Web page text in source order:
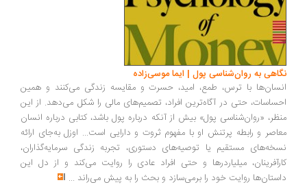
نگاهی به روان‌شناسی پول | ایما موسی‌زاده
انسان‌ها با ترس، طمع، امید، حسرت و مقایسه زندگی می‌کنند و همین
احساسات، حتی در آگاه‌ترین افراد، تصمیم‌های مالی را شکل می‌دهد. از این
منظر، «روان‌شناسی پول» بیش از آنکه درباره پول باشد، کتابی درباره انسان
معاصر و رابطه پرتنش او با مفهوم ثروت و دارایی است... اوزل به‌جای ارائه
نسخه‌های مستقیم یا توصیه‌های دستوری، تجربه زندگی سرمایه‌گذاران،
کارآفرینان، میلیاردرها و حتی افراد عادی را روایت می‌کند و از دل این
داستان‌ها روایت خود را برمی‌سازد و بحث را به پیش می‌راند ...